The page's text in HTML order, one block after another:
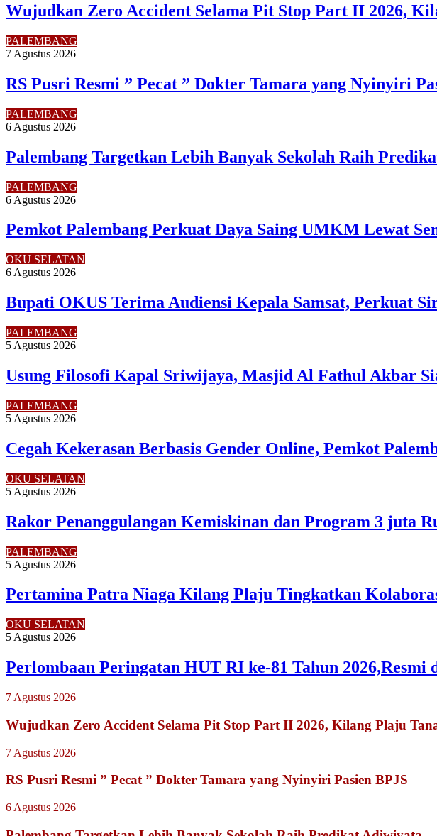
Wujudkan Zero Accident Selama Pit Stop Part II 2026,
PALEMBANG
7 Agustus 2026
RS Pusri Resmi ” Pecat ” Dokter Tamara yang Nyinyiri
PALEMBANG
6 Agustus 2026
Palembang Targetkan Lebih Banyak Sekolah Raih
PALEMBANG
6 Agustus 2026
Pemkot Palembang Perkuat Daya Saing UMKM Lewat
OKU SELATAN
6 Agustus 2026
Bupati OKUS Terima Audiensi Kepala Samsat, Perkuat
PALEMBANG
5 Agustus 2026
Usung Filosofi Kapal Sriwijaya, Masjid Al Fathul Akbar
PALEMBANG
5 Agustus 2026
Cegah Kekerasan Berbasis Gender Online, Pemkot
OKU SELATAN
5 Agustus 2026
Rakor Penanggulangan Kemiskinan dan Program 3 juta
PALEMBANG
5 Agustus 2026
Pertamina Patra Niaga Kilang Plaju Tingkatkan
OKU SELATAN
5 Agustus 2026
Perlombaan Peringatan HUT RI ke-81 Tahun
7 Agustus 2026
Wujudkan Zero Accident Selama Pit Stop Part II 2026, Kilang Plaju
7 Agustus 2026
RS Pusri Resmi ” Pecat ” Dokter Tamara yang Nyinyiri Pasien BPJS
6 Agustus 2026